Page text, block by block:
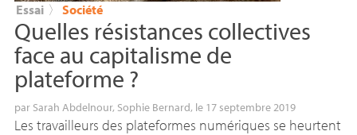
Essai 〉 Société
Quelles résistances collectives
face au capitalisme de
plateforme ?
par Sarah Abdelnour, Sophie Bernard, le 17 septembre 2019
Les travailleurs des plateformes numériques se heurtent